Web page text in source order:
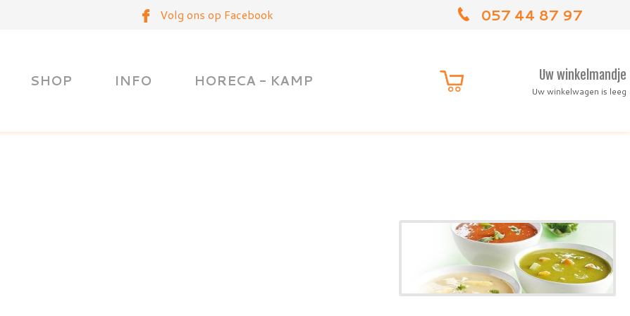
Volg ons op Facebook 057 44 87 97
SHOP INFO HORECA - KAMP Uw winkelmandje
Uw winkelwagen is leeg